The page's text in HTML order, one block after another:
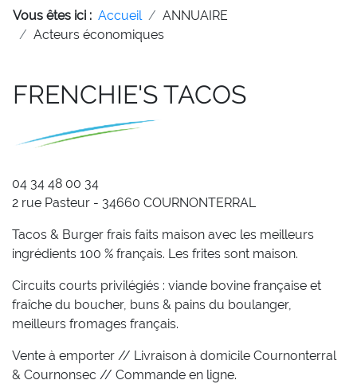
Vous êtes ici : Accueil
ANNUAIRE
Acteurs économiques
FRENCHIE'S TACOS
04 34 48 00 34
2 rue Pasteur - 34660 COURNONTERRAL
Tacos & Burger frais faits maison avec les meilleurs
ingrédients 100 % français. Les frites sont maison.
Circuits courts privilégiés : viande bovine française et
fraîche du boucher, buns & pains du boulanger,
meilleurs fromages français.
Vente à emporter // Livraison à domicile Cournonterral
& Cournonsec // Commande en ligne.